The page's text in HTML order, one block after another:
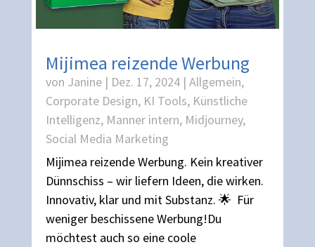
Mijimea reizende Werbung
von Janine| Dez. 17, 2024| Allgemein,
Corporate Design, KI Tools, Künstliche
Intelligenz, Manner intern, Midjourney,
Social Media Marketing
Mijimea reizende Werbung. Kein kreativer
Dünnschiss – wir liefern Ideen, die wirken.
Innovativ, klar und mit Substanz. 🌟 Für
weniger beschissene Werbung!Du
möchtest auch so eine coole